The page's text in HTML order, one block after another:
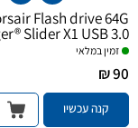
Flash drive 64G
Slider X1 USB 3.0
(up to 130MB/s)
זמין במלאי
90 ₪
קנה עכשיו